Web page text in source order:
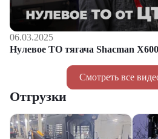
Смотреть все
06.03.2025
Нулевое ТО тягача Shacman
Отгрузки